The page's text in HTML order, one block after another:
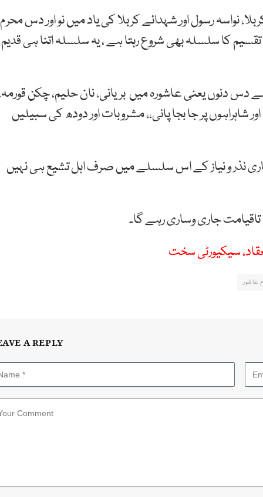
نواسہ رسول اور شہدائے کربلا کی یاد میں نو اور دس محرم
کا سلسلہ بھی شروع رہتا ہے ، یہ سلسلہ اتنا ہی قدیم
دنوں یعنی عاشورہ میں بریانی، نان حلیم، چکن
پر جا بجا پانی،، مشروبات اور دودھ کی سبیلیں
نذر و نیاز کے اس سلسلے میں صرف اہل تشیع ہی نہیں
تاقیامت جاری وساری رہے گا۔
عاشور
A REPLY